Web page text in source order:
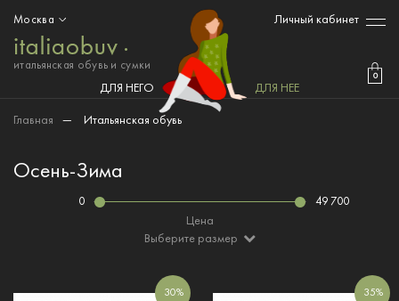
итальянская обувь и сумки
Москва Личный кабинет
0
ДЛЯ НЕГО ДЛЯ НЕЕ
Главная — Итальянская обувь
Осень-Зима
0 49 700
Цена
Выберите размер
30% 35%